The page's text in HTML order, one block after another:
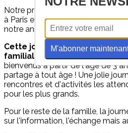
Notre prochaine réunion annuelle
à Paris et nous profiterons de
notre anniversaire, les 30 ans de
Cette journée s'annonce
familiale
puisque les enfants
bienvenus à partir de l'âge de 3
partage à tout âge ! Une jolie
rencontres et d'activités les
pour les plus grands.
Pour le reste de la famille, la
sur l'information, l'échange mais
M'abonner